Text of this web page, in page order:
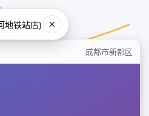
成都市新都区